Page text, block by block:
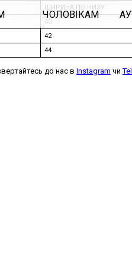
ЧОЛОВІКАМ
ШИРИНА ПО НИЗУ
40
42
44
до нас в Instagram чи